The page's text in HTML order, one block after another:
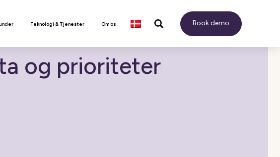
Teknologi & Tjenester Om os Book demo
og prioriteter